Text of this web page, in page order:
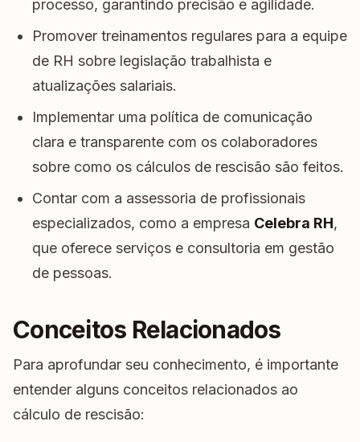
processo, garantindo precisão e agilidade.
Promover treinamentos regulares para a equipe
de RH sobre legislação trabalhista e
atualizações salariais.
Implementar uma política de comunicação
clara e transparente com os colaboradores
sobre como os cálculos de rescisão são feitos.
Contar com a assessoria de profissionais
especializados, como a empresa Celebra RH,
que oferece serviços e consultoria em gestão
de pessoas.
Conceitos Relacionados
Para aprofundar seu conhecimento, é importante
entender alguns conceitos relacionados ao
cálculo de rescisão: